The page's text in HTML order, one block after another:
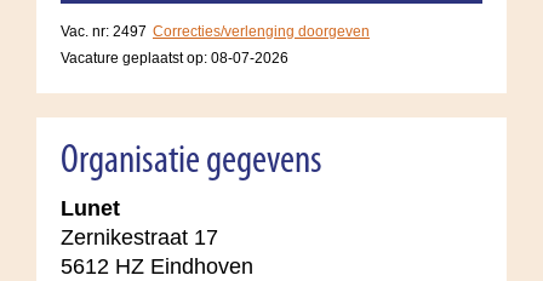
Vac. nr: 2497 Correcties/verlenging doorgeven
Vacature geplaatst op: 08-07-2026
Organisatie gegevens
Lunet
Zernikestraat 17
5612 HZ Eindhoven